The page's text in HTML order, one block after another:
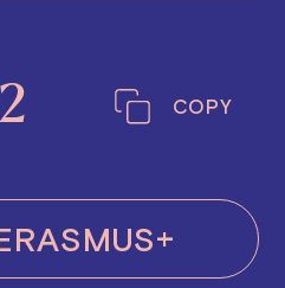
COPY